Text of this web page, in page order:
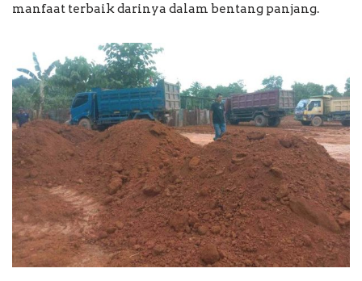
manfaat terbaik darinya dalam bentang panjang.